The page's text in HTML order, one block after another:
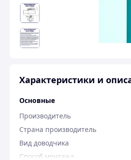
Характеристики и
Основные
Производитель
Страна производитель
Вид доводчика
Способ монтажа